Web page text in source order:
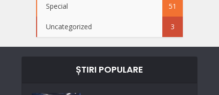
Special 51
Uncategorized 3
ȘTIRI POPULARE